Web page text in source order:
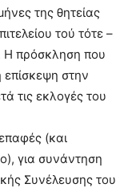
της θητείας
τού τότε –
Η πρόσκληση που
στην
τις εκλογές του
(και
για συνάντηση
Συνέλευσης του